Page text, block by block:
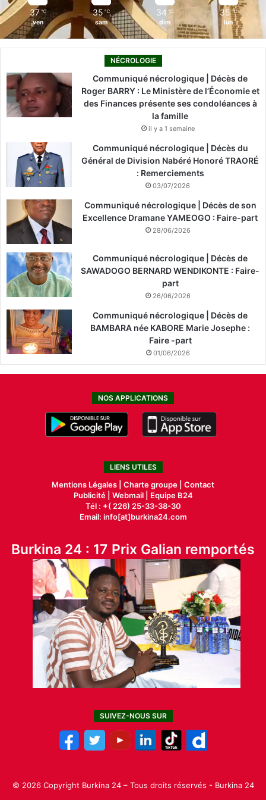
37 ℃
ven
35 ℃
sam
34 ℃
dim
35 ℃
lun
NÉCROLOGIE
Communiqué nécrologique | Décès de
Roger BARRY : Le Ministère de l’Économie et
des Finances présente ses condoléances à
la famille
il y a 1 semaine
Communiqué nécrologique | Décès du
Général de Division Nabéré Honoré TRAORÉ
: Remerciements
03/07/2026
Communiqué nécrologique | Décès de son
Excellence Dramane YAMEOGO : Faire-part
28/06/2026
Communiqué nécrologique | Décès de
SAWADOGO BERNARD WENDIKONTE : Faire-
part
26/06/2026
Communiqué nécrologique | Décès de
BAMBARA née KABORE Marie Josephe :
Faire -part
01/06/2026
NOS APPLICATIONS
LIENS UTILES
Mentions Légales | Charte groupe | Contact
Publicité| Webmail |
Equipe B24
Tél : +( 226) 25-33-38-30
Email: info[at]burkina24.com
Burkina 24 : 17 Prix Galian remportés
SUIVEZ-NOUS SUR
© 2026 Copyright Burkina 24 – Tous droits réservés - Burkina 24